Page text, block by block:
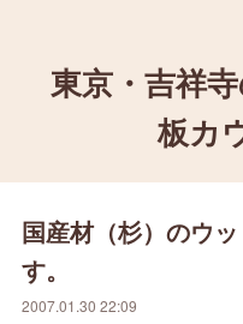
東京・吉祥
板カ
国産材（杉）のウ
す。
2007.01.30 22:09